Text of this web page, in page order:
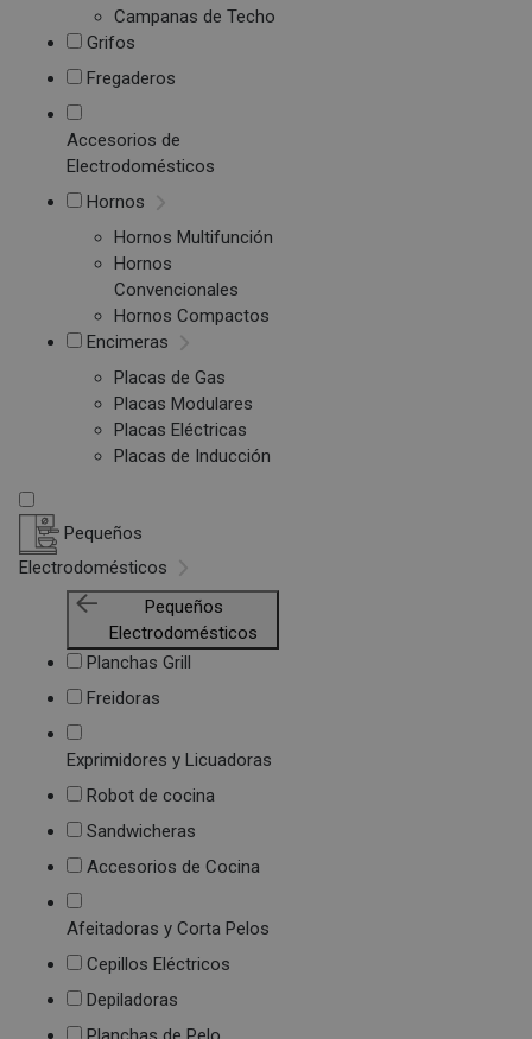
Campanas de Techo
Grifos
Fregaderos
Accesorios de
Electrodomésticos
Hornos
Hornos Multifunción
Hornos
Convencionales
Hornos Compactos
Encimeras
Placas de Gas
Placas Modulares
Placas Eléctricas
Placas de Inducción
Pequeños
Electrodomésticos
Pequeños
Electrodomésticos
Planchas Grill
Freidoras
Exprimidores y Licuadoras
Robot de cocina
Sandwicheras
Accesorios de Cocina
Afeitadoras y Corta Pelos
Cepillos Eléctricos
Depiladoras